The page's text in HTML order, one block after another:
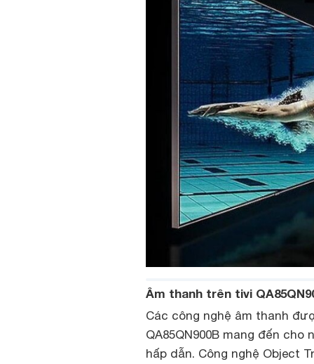
Âm thanh trên tivi
Các công nghệ âm thanh
QA85QN900B mang đến
hấp dẫn. Công nghệ Object